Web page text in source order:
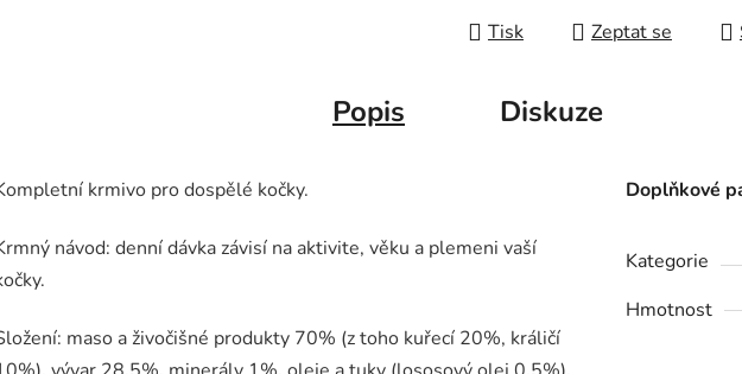
Tisk Zeptat se
Popis Diskuze
krmivo pro dospělé kočky.
návod: denní dávka závisí na aktivite, věku a plemeni vaší
maso a živočišné produkty 70% (z toho kuřecí 20%, králičí
Doplňkové
Kategorie
Hmotnost